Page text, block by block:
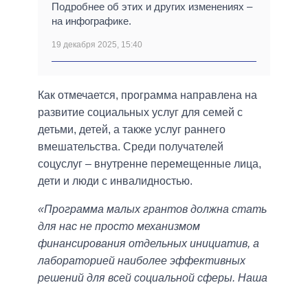
Подробнее об этих и других изменениях –
на инфографике.
19 декабря 2025, 15:40
Как отмечается, программа направлена на
развитие социальных услуг для семей с
детьми, детей, а также услуг раннего
вмешательства. Среди получателей
соцуслуг – внутренне перемещенные лица,
дети и люди с инвалидностью.
«Программа малых грантов должна стать
для нас не просто механизмом
финансирования отдельных инициатив, а
лабораторией наиболее эффективных
решений для всей социальной сферы. Наша